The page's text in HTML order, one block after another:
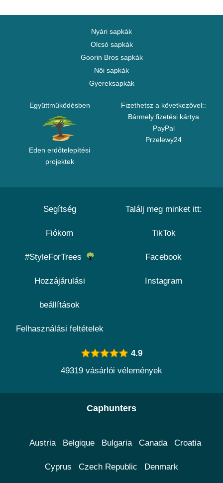
Nyári sapkák
Olcsó sapkák
Goorin Bros sapkák
Női sapkák
Gyereksapkák
Együttműködésben
Eden erdőtelepítési
projektek
Fizethetsz a következővel::
Bármely fizetési kártya
PayPal
Przelewy24
Segítség
Fiókom
#StyleForTrees
Hozzájárulási
beállítások
Felhasználási feltételek
Találj meg minket itt:
TikTok
Facebook
Instagram
4.9
49319 vásárlói vélemények
Caphunters
Austria Belgique Bulgaria Canada Croatia
Cyprus Czech Republic Denmark